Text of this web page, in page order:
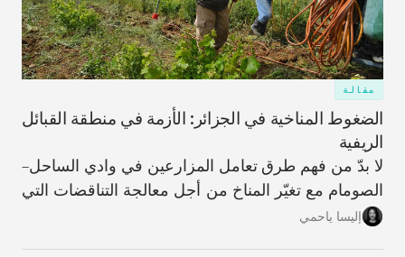
مقالة
الضغوط المناخية في الجزائر: الأزمة في منطقة القبائل
الريفية
لا بدّ من فهم طرق تعامل المزارعين في وادي الساحل–
الصومام مع تغيّر المناخ من أجل معالجة التناقضات التي
تؤدّي من خلالها عملية التكيّف، على المستويَين الفردي
إليسا ياحمي